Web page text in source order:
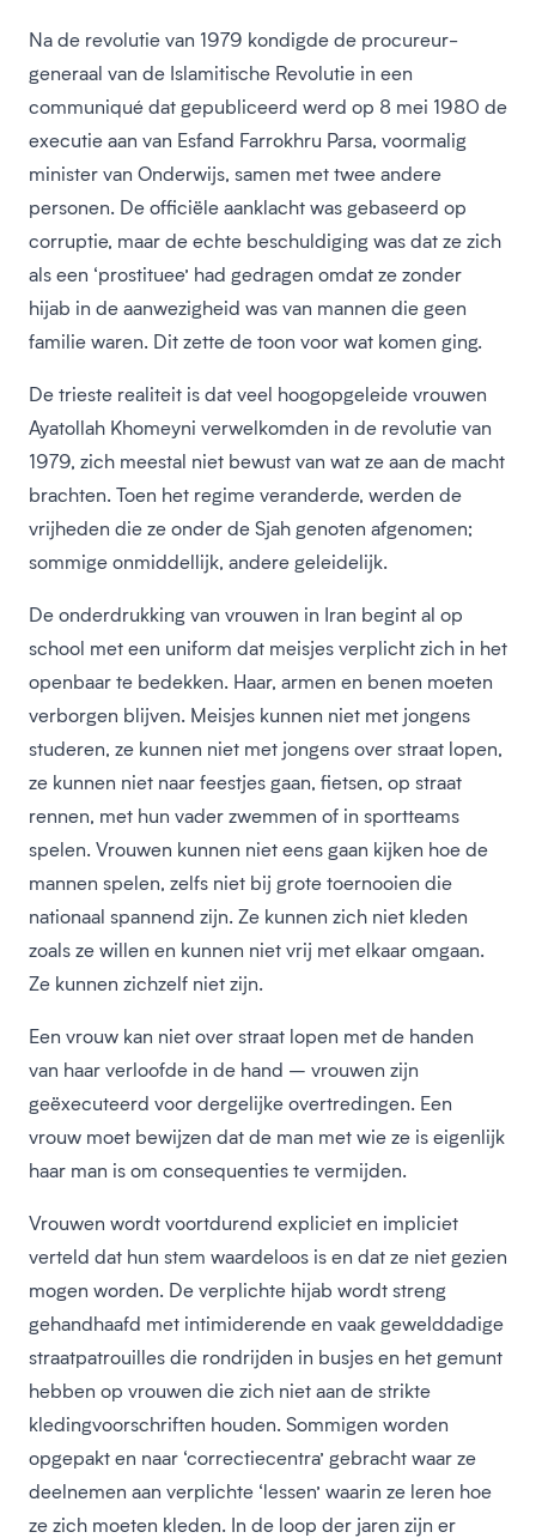
Na de revolutie van 1979 kondigde de procureur-
generaal van de Islamitische Revolutie in een
communiqué dat gepubliceerd werd op 8 mei 1980 de
executie aan van Esfand Farrokhru Parsa, voormalig
minister van Onderwijs, samen met twee andere
personen. De officiële aanklacht was gebaseerd op
corruptie, maar de echte beschuldiging was dat ze zich
als een ‘prostituee’ had gedragen omdat ze zonder
hijab in de aanwezigheid was van mannen die geen
familie waren. Dit zette de toon voor wat komen ging.
De trieste realiteit is dat veel hoogopgeleide vrouwen
Ayatollah Khomeyni verwelkomden in de revolutie van
1979, zich meestal niet bewust van wat ze aan de macht
brachten. Toen het regime veranderde, werden de
vrijheden die ze onder de Sjah genoten afgenomen;
sommige onmiddellijk, andere geleidelijk.
De onderdrukking van vrouwen in Iran begint al op
school met een uniform dat meisjes verplicht zich in het
openbaar te bedekken. Haar, armen en benen moeten
verborgen blijven. Meisjes kunnen niet met jongens
studeren, ze kunnen niet met jongens over straat lopen,
ze kunnen niet naar feestjes gaan, fietsen, op straat
rennen, met hun vader zwemmen of in sportteams
spelen. Vrouwen kunnen niet eens gaan kijken hoe de
mannen spelen, zelfs niet bij grote toernooien die
nationaal spannend zijn. Ze kunnen zich niet kleden
zoals ze willen en kunnen niet vrij met elkaar omgaan.
Ze kunnen zichzelf niet zijn.
Een vrouw kan niet over straat lopen met de handen
van haar verloofde in de hand – vrouwen zijn
geëxecuteerd voor dergelijke overtredingen. Een
vrouw moet bewijzen dat de man met wie ze is eigenlijk
haar man is om consequenties te vermijden.
Vrouwen wordt voortdurend expliciet en impliciet
verteld dat hun stem waardeloos is en dat ze niet gezien
mogen worden. De verplichte hijab wordt streng
gehandhaafd met intimiderende en vaak gewelddadige
straatpatrouilles die rondrijden in busjes en het gemunt
hebben op vrouwen die zich niet aan de strikte
kledingvoorschriften houden. Sommigen worden
opgepakt en naar ‘correctiecentra’ gebracht waar ze
deelnemen aan verplichte ‘lessen’ waarin ze leren hoe
ze zich moeten kleden. In de loop der jaren zijn er